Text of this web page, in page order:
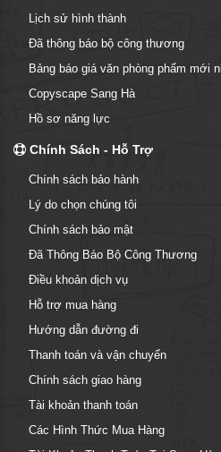
Lịch sử hình thành
Đã thông báo bộ công thương
Bảng báo giá văn phòng phẩm mới
Copyscape Sang Hà
Hồ sơ năng lực
Chính Sách - Hỗ Trợ
Chính sách bảo hành
Lý do chọn chúng tôi
Chính sách bảo mật
Đã Thông Báo Bộ Công Thương
Điều khoản dịch vụ
Hỗ trợ mua hàng
Hướng dẫn đường đi
Thanh toán và vận chuyển
Chính sách giao hàng
Tài khoản thanh toán
Các Hình Thức Mua Hàng